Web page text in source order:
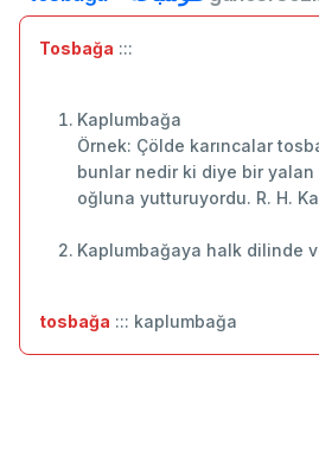
Tosbağa :::
Kaplumbağa
Örnek: Çölde karıncalar
bunlar nedir ki diye bir yalan
oğluna yutturuyordu. R. H.
Kaplumbağaya halk dilinde
tosbağa ::: kaplumbağa